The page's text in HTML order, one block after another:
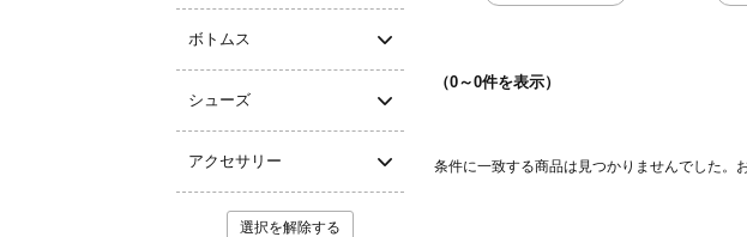
ボトムス
シューズ
アクセサリー
選択を解除する
（0～0件を表示）
条件に一致する商品は見つかりませんでした。